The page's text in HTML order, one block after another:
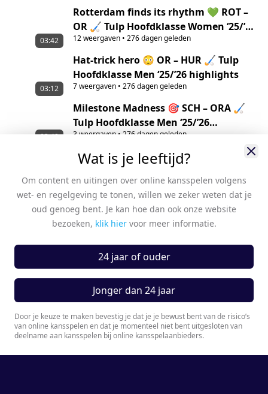
Rotterdam finds its rhythm 💚 ROT –
OR 🏑 Tulp Hoofdklasse Women ‘25/’26
highlights
12weergaven• 276 dagen geleden
03:42
Hat-trick hero 😳 OR – HUR 🏑 Tulp
Hoofdklasse Men ‘25/’26 highlights
7weergaven• 276 dagen geleden
03:12
Milestone Madness 🎯 SCH – ORA 🏑
Tulp Hoofdklasse Men ‘25/’26
Highlights
3 weergaven• 276 dagen geleden
03:40
Wild Finish in Eindhoven 😳 OR – PIN
🏑 Tulp Hoofdklasse Women ‘25/’26
Highlights
4weergaven•282 dagen geleden
02:49
Milestone Match Intensity 💥 OR –
ROT 🏑 Tulp Hoofdklasse Men ‘25/’26
13 weergaven• 282 dagen geleden
Walker’s Hat-Trick Heroics 🔥 BLO – OR
🏑 Tulp Hoofdklasse Men ‘25/’26
Highlights
14weergaven•289 dagen geleden
02:53
Leaders Tested in Bilthoven ⚡ SCHC –
OR 🏑 Tulp Hoofdklasse Women ‘25/’26
Highlights
10weergaven •289 dagen geleden
02:48
Wat is je leeftijd?
Om content en uitingen over online kansspelen volgens
wet- en regelgeving te tonen, willen we zeker weten dat je
oud genoeg bent. Je kan hoe dan ook onze website
bezoeken, klik hier voor meer informatie.
24 jaar of ouder
Jonger dan 24 jaar
Door je keuze te maken bevestig je dat je je bewust bent van de risico’s
van online kansspelen en dat je momenteel niet bent uitgesloten van
deelname aan kansspelen bij online kansspelaanbieders.